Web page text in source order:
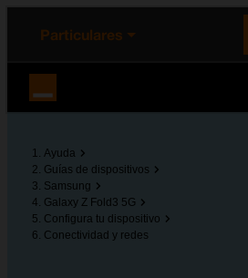
principal
la página
Particulares
Ayuda
Guías de dispositivos
Samsung
Galaxy Z Fold3 5G
Configura tu dispositivo
Conectividad y redes